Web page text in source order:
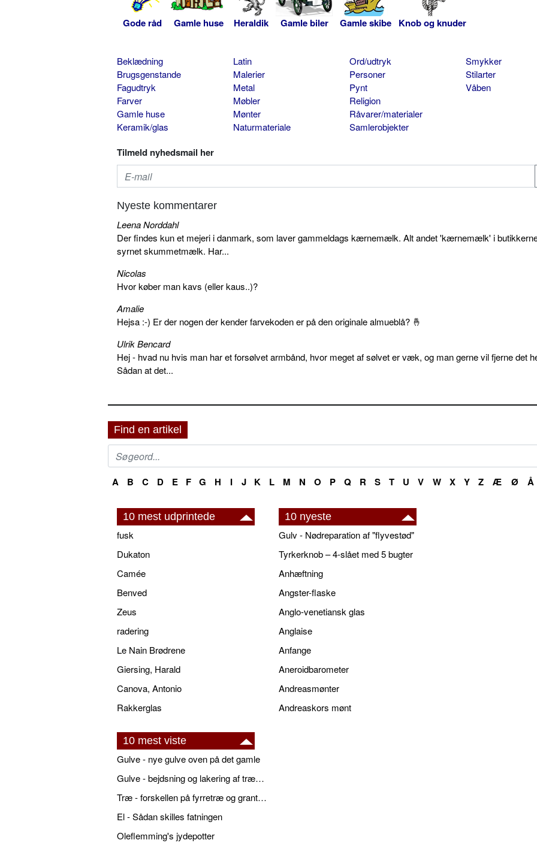
Gode råd Gamle huse Heraldik Gamle biler Gamle skibe Knob og knuder
Beklædning
Brugsgenstande
Fagudtryk
Farver
Gamle huse
Keramik/glas
Latin
Malerier
Metal
Møbler
Mønter
Naturmateriale
Ord/udtryk
Personer
Pynt
Religion
Råvarer/materialer
Samlerobjekter
Smykker
Stilarter
Våben
Tilmeld nyhedsmail her
Nyeste kommentarer
Leena Norddahl
Der findes kun et mejeri i danmark, som laver gammeldags kærnemælk. Alt andet 'kærnemælk' i
syrnet skummetmælk. Har...
Nicolas
Hvor køber man kavs (eller kaus..)?
Amalie
Hejsa :-) Er der nogen der kender farvekoden er på den originale almueblå? 🤞
Ulrik Bencard
Hej - hvad nu hvis man har et forsølvet armbånd, hvor meget af sølvet er væk, og man gerne vil fjerne det
Sådan at det...
Find en artikel
A B C D E F G H I J K L M N O P Q R S T U V W X Y Z Æ Ø Å
10 mest udprintede
fusk
Dukaton
Camée
Benved
Zeus
radering
Le Nain Brødrene
Giersing, Harald
Canova, Antonio
Rakkerglas
10 nyeste
Gulv - Nødreparation af "flyvestød"
Tyrkerknob – 4-slået med 5 bugter
Anhæftning
Angster-flaske
Anglo-venetiansk glas
Anglaise
Anfange
Aneroidbarometer
Andreasmønter
Andreaskors mønt
10 mest viste
Gulve - nye gulve oven på det gamle
Gulve - bejdsning og lakering af trægulve
Træ - forskellen på fyrretræ og grantræ
El - Sådan skilles fatningen
Oleflemming's jydepotter